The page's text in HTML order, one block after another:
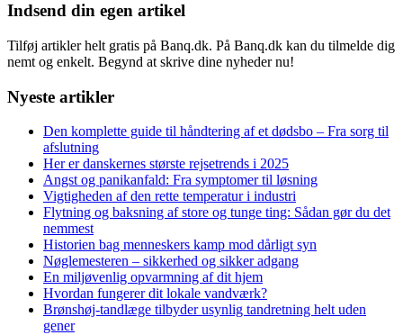
Indsend din egen artikel
Tilføj artikler helt gratis på Banq.dk. På Banq.dk kan du tilmelde dig
nemt og enkelt. Begynd at skrive dine nyheder nu!
Nyeste artikler
Den komplette guide til håndtering af et dødsbo – Fra sorg til
afslutning
Her er danskernes største rejsetrends i 2025
Angst og panikanfald: Fra symptomer til løsning
Vigtigheden af den rette temperatur i industri
Flytning og baksning af store og tunge ting: Sådan gør du det
nemmest
Historien bag menneskers kamp mod dårligt syn
Nøglemesteren – sikkerhed og sikker adgang
En miljøvenlig opvarmning af dit hjem
Hvordan fungerer dit lokale vandværk?
Brønshøj-tandlæge tilbyder usynlig tandretning helt uden
gener